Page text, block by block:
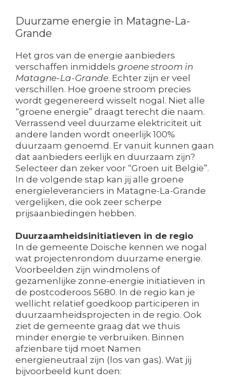
Duurzame energie in Matagne-La-
Grande
Het gros van de energie aanbieders
verschaffen inmiddels groene stroom in
Matagne-La-Grande. Echter zijn er veel
verschillen. Hoe groene stroom precies
wordt gegenereerd wisselt nogal. Niet alle
“groene energie” draagt terecht die naam.
Verrassend veel duurzame elektriciteit uit
andere landen wordt oneerlijk 100%
duurzaam genoemd. Er vanuit kunnen gaan
dat aanbieders eerlijk en duurzaam zijn?
Selecteer dan zeker voor “Groen uit België”.
In de volgende stap kan jij alle groene
energieleveranciers in Matagne-La-Grande
vergelijken, die ook zeer scherpe
prijsaanbiedingen hebben.
Duurzaamheidsinitiatieven in de regio
In de gemeente Doische kennen we nogal
wat projectenrondom duurzame energie.
Voorbeelden zijn windmolens of
gezamenlijke zonne-energie initiatieven in
de postcoderoos 5680. In de regio kan je
wellicht relatief goedkoop participeren in
duurzaamheidsprojecten in de regio. Ook
ziet de gemeente graag dat we thuis
minder energie te verbruiken. Binnen
afzienbare tijd moet Namen
energieneutraal zijn (los van gas). Wat jij
bijvoorbeeld kunt doen: